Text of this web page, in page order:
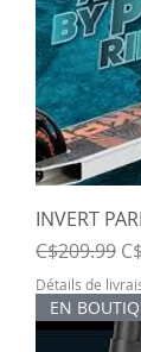
INVERT
Regular
C$209.99
Détails de
EN